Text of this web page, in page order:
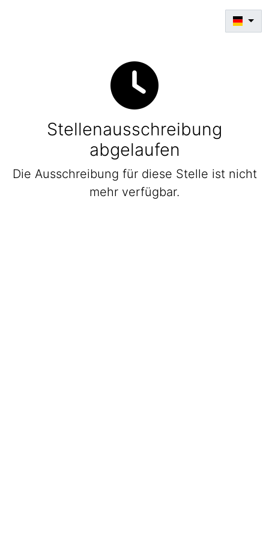
Stellenausschreibung
abgelaufen
Die Ausschreibung für diese Stelle ist nicht
mehr verfügbar.